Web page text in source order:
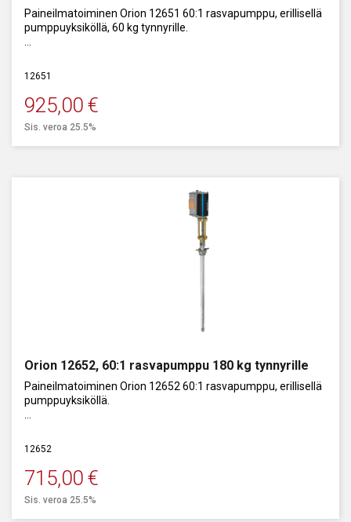
Paineilmatoiminen Orion 12651 60:1 rasvapumppu, erillisellä
pumppuyksiköllä, 60 kg tynnyrille.
12651
925,00 €
Sis. veroa 25.5%
Orion 12652, 60:1 rasvapumppu 180 kg tynnyrille
Paineilmatoiminen Orion 12652 60:1 rasvapumppu, erillisellä
pumppuyksiköllä.
12652
715,00 €
Sis. veroa 25.5%